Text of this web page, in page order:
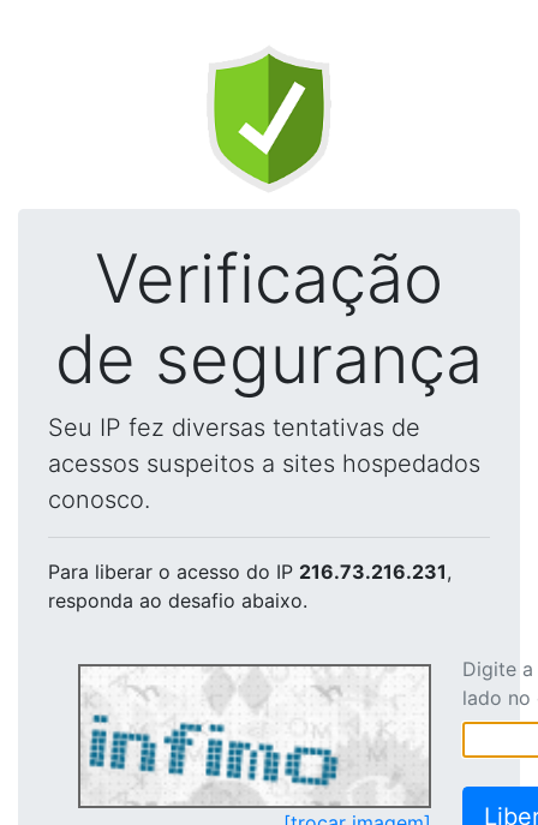
Verificação
de segurança
Seu IP fez diversas tentativas de
acessos suspeitos a sites hospedados
conosco.
Para liberar o acesso do IP 216.73.216.231,
responda ao desafio abaixo.
Digite
lado no